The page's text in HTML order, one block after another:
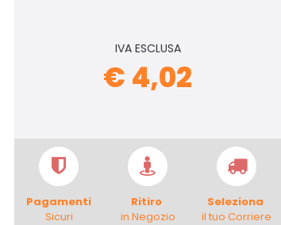
IVA ESCLUSA
€ 4,02
Pagamenti
Sicuri
Ritiro
in Negozio
Seleziona
il tuo Corriere